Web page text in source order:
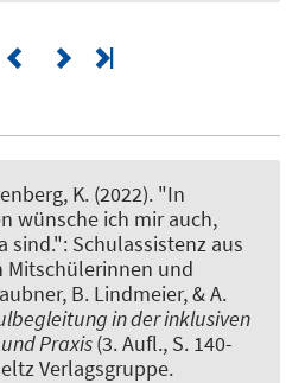
K. (2022). "In
wünsche ich mir auch,
sind.": Schulassistenz aus
Mitschülerinnen und
B. Lindmeier, & A.
in der inklusiven
Praxis(3. Aufl., S. 140-
Verlagsgruppe.